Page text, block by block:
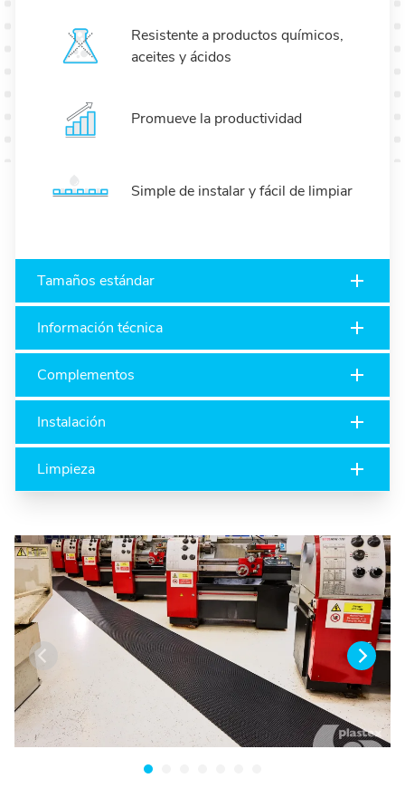
Resistente a productos químicos,
aceites y ácidos
Promueve la productividad
Simple de instalar y fácil de limpiar
Tamaños estándar
Información técnica
Complementos
Instalación
Limpieza